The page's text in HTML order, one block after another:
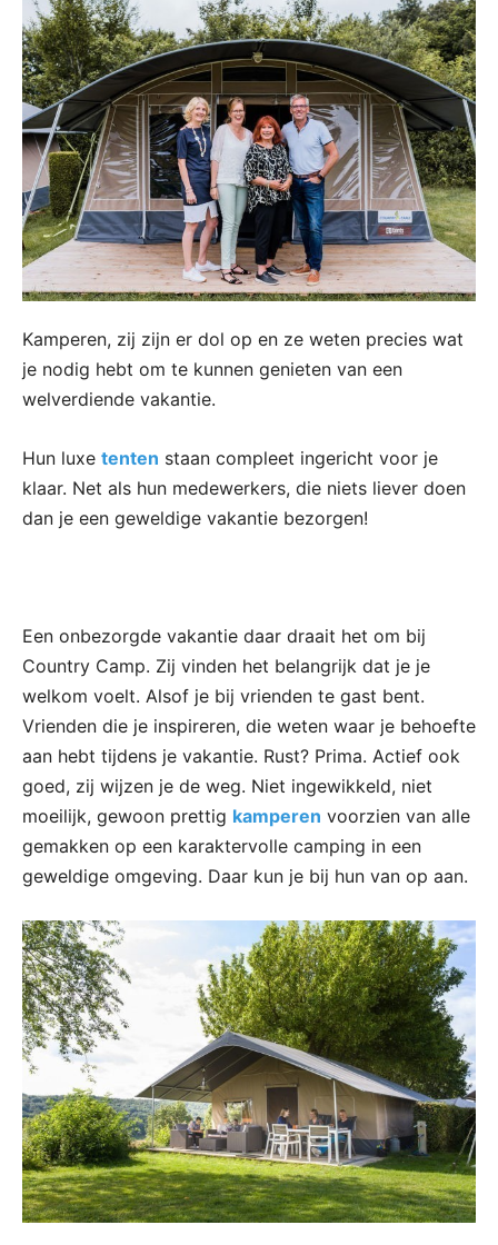
Kamperen, zij zijn er dol op en ze weten precies wat
je nodig hebt om te kunnen genieten van een
welverdiende vakantie.
Hun luxe tenten staan compleet ingericht voor je
klaar. Net als hun medewerkers, die niets liever doen
dan je een geweldige vakantie bezorgen!
Een onbezorgde vakantie daar draait het om bij
Country Camp. Zij vinden het belangrijk dat je je
welkom voelt. Alsof je bij vrienden te gast bent.
Vrienden die je inspireren, die weten waar je behoefte
aan hebt tijdens je vakantie. Rust? Prima. Actief ook
goed, zij wijzen je de weg. Niet ingewikkeld, niet
moeilijk, gewoon prettig kamperen voorzien van alle
gemakken op een karaktervolle camping in een
geweldige omgeving. Daar kun je bij hun van op aan.